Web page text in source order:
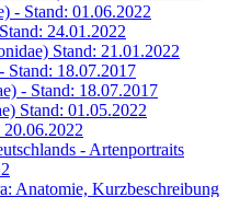
- Stand: 01.06.2022
24.01.2022
Stand: 21.01.2022
Stand: 18.07.2017
- Stand: 18.07.2017
Stand: 01.05.2022
20.06.2022
- Artenportraits
Anatomie, Kurzbeschreibung